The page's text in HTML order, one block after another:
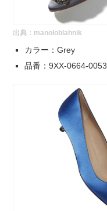
出典： manoloblahnik
カラー：Grey
品番：9XX-0664-0053